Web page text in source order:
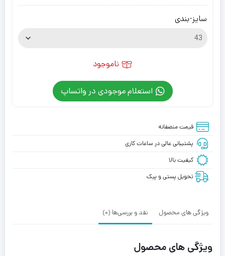
سایز-بندی
ناموجود
استعلام موجودی در واتساپ
قیمت منصفانه
پشتیبانی عالی در ساعات کاری
کیفیت بالا
تحویل پستی و پیک
ویژگی های محصول نقد و بررسی‌ها (0)
ویژگی های محصول